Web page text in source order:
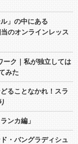
」の中にある
のオンラインレッス
ーク｜私が独立しては
みた
ることなかれ！スラ
ンカ編」
・バングラディシュ